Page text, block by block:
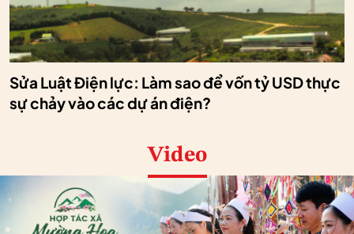
Sửa Luật Điện lực: Làm sao để vốn tỷ USD thực
sự chảy vào các dự án điện?
Video